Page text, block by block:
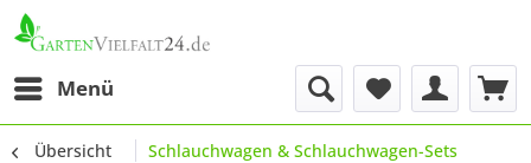
Menü
Übersicht Schlauchwagen & Schlauchwagen-Sets